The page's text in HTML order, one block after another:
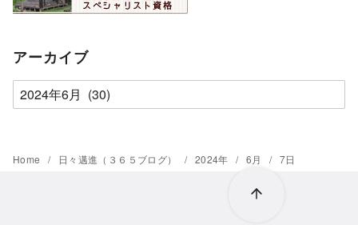
アーカイブ
ア
ー
イ
Home 日々邁進（３６５ブログ） 2024年 6月 7日